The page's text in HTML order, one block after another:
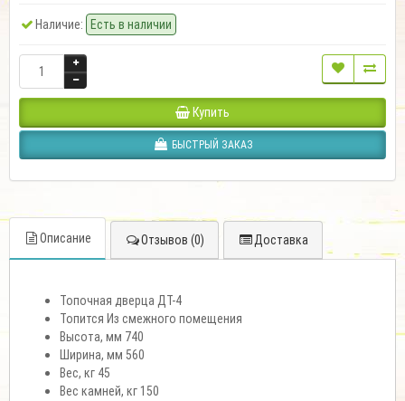
Наличие: Есть в наличии
Купить
БЫСТРЫЙ ЗАКАЗ
Описание Отзывов (0) Доставка
Топочная дверца ДТ-4
Топится Из смежного помещения
Высота, мм 740
Ширина, мм 560
Вес, кг 45
Вес камней, кг 150